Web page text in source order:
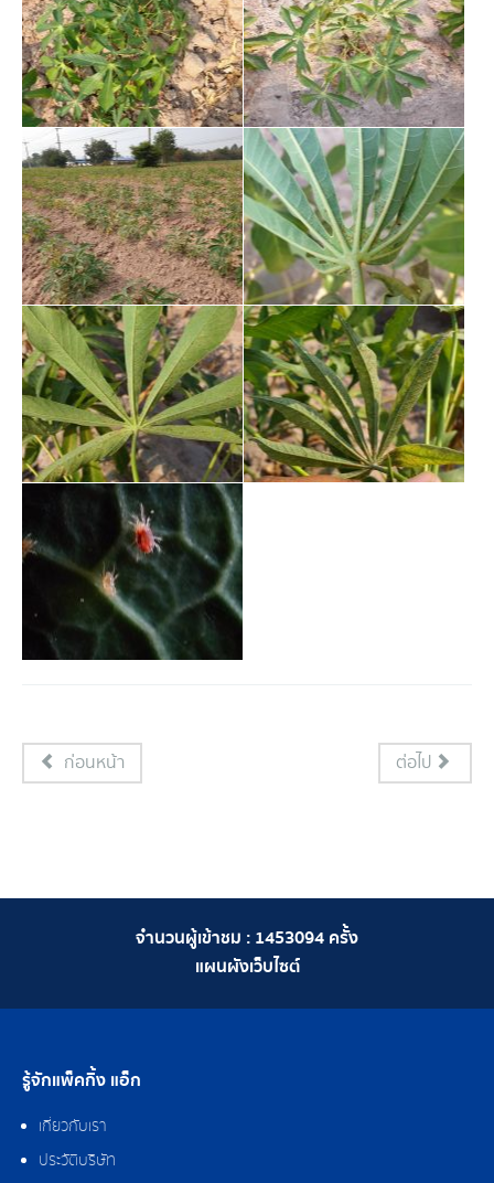
ก่อนหน้า ต่อไป
จำนวนผู้เข้าชม : 1453094 ครั้ง
แผนผังเว็บไซต์
รู้จักแพ็คกิ้ง แอ็ก
เกี่ยวกับเรา
ประวัติบริษัท